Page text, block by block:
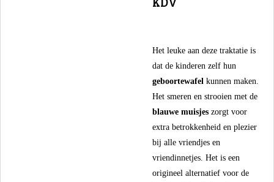
​Het leuke aan deze traktatie is
dat de kinderen zelf hun
geboortewafel kunnen maken.
Het smeren en strooien met de
blauwe muisjes zorgt voor
extra betrokkenheid en plezier
bij alle vriendjes en
vriendinnetjes. Het is een
origineel alternatief voor de